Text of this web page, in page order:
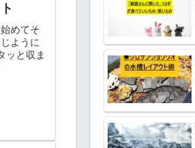
めてそ
ように
ッと収ま